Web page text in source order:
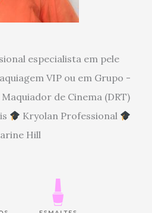
especialista em pele
VIP ou em Grupo -
Maquiador de Cinema (DRT)
Kryolan Professional
Hill